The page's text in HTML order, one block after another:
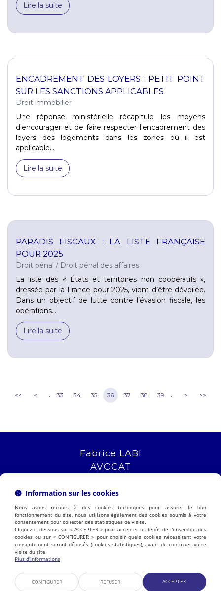
Lire la suite
ENCADREMENT DES LOYERS : PETIT POINT
SUR LES SANCTIONS APPLICABLES
Droit immobilier
Une réponse ministérielle récapitule les moyens
d'encourager et de faire respecter l'encadrement des
loyers des logements dans les zones où il est
applicable...
Lire la suite
PARADIS FISCAUX : LA LISTE FRANÇAISE
POUR 2025
Droit pénal / Droit pénal des affaires
La liste des « États et territoires non coopératifs »,
dressée par la France pour 2025, vient d’être dévoilée.
Dans un objectif de lutte contre l’évasion fiscale, les
opérations...
Lire la suite
<< < ... 33 34 35 36 37 38 39 ... > >>
Fabrice LABI
AVOCAT
13006 MARSEILLE
NOUS LOCALISER
PRÉSENTATION EXPERTISES
ACTUALITÉS
PLAN DU SITE MENTIONS LÉGALES
POLITIQUE DE COOKIES POLITIQUE DE CONFIDENTIALITÉ
Information sur les cookies
Nous avons recours à des cookies techniques pour assurer le bon
fonctionnement du site, nous utilisons également des cookies soumis à votre
consentement pour collecter des statistiques de visite.
Cliquez ci-dessous sur « ACCEPTER » pour accepter le dépôt de l'ensemble des
cookies ou sur « CONFIGURER » pour choisir quels cookies nécessitant votre
consentement seront déposés (cookies statistiques), avant de continuer votre
visite du site.
Plus d'informations
CONFIGURER REFUSER ACCEPTER